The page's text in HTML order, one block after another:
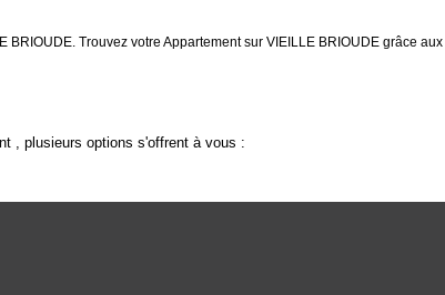
Trouvez votre Appartement sur VIEILLE BRIOUDE grâce
, plusieurs options s'offrent à vous :